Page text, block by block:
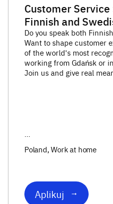
Customer
Finnish and
Do you speak both
Want to shape customer
of the world's most
working from Gdańsk or
Join us and give real
Poland, Work at home
Aplikuj